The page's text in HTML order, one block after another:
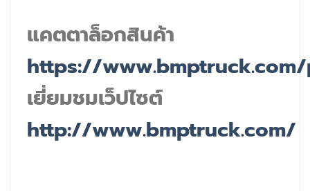
แคตตาล็อกสินค้า
https://
เยี่ยมชมเว็ปไซต์
http://www.bmptruck.com/